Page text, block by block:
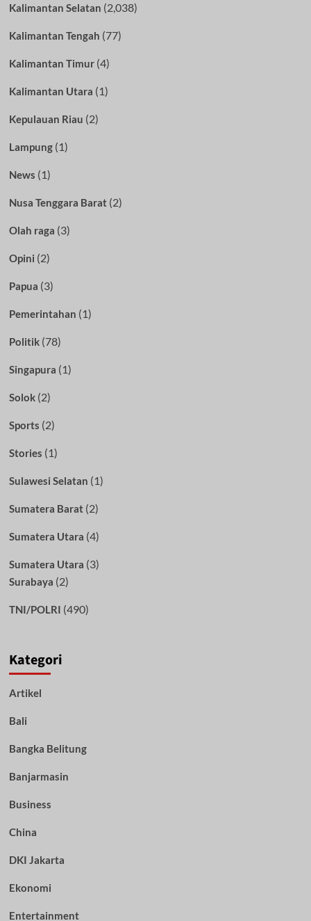
Kalimantan Selatan (2,038)
Kalimantan Tengah (77)
Kalimantan Timur(4)
Kalimantan Utara (1)
Kepulauan Riau (2)
Lampung(1)
News (1)
Nusa Tenggara Barat(2)
Olah raga (3)
Opini (2)
Papua (3)
Pemerintahan (1)
Politik(78)
Singapura (1)
Solok(2)
Sports (2)
Stories (1)
Sulawesi Selatan (1)
Sumatera Barat(2)
Sumatera Utara (4)
Sumatera Utara (3)
Surabaya (2)
TNI/POLRI (490)
Kategori
Artikel
Bali
Bangka Belitung
Banjarmasin
Business
China
DKI Jakarta
Ekonomi
Entertainment